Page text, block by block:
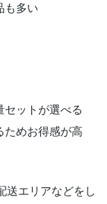
も多い
セットが選べる
ためお得感が高
送エリアなどをし